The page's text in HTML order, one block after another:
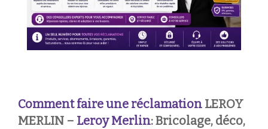
Comment faire une réclamation LEROY
MERLIN – Leroy Merlin: Bricolage, déco,